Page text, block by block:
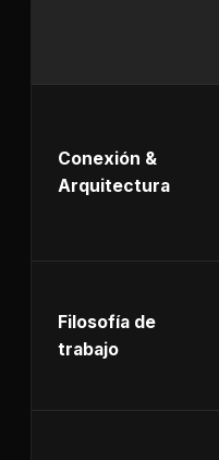
Conexión &
Arquitectura
Filosofía de
trabajo